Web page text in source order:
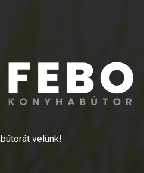
velünk!